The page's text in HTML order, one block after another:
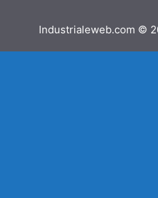
Industrialeweb.com ©